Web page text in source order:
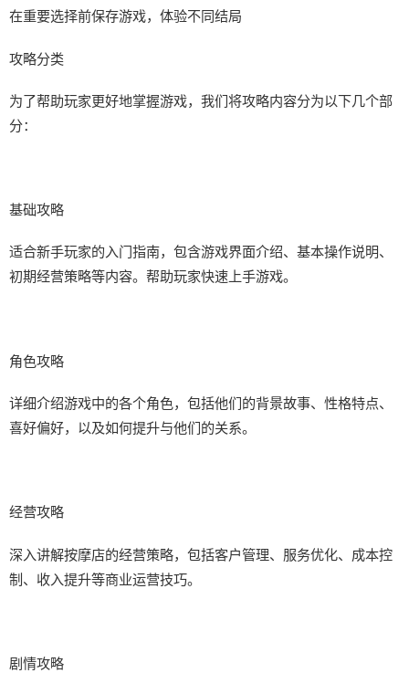
在重要选择前保存游戏，体验不同结局
攻略分类
为了帮助玩家更好地掌握游戏，我们将攻略内容分为以下几个部
分：
基础攻略
适合新手玩家的入门指南，包含游戏界面介绍、基本操作说明、
初期经营策略等内容。帮助玩家快速上手游戏。
角色攻略
详细介绍游戏中的各个角色，包括他们的背景故事、性格特点、
喜好偏好，以及如何提升与他们的关系。
经营攻略
深入讲解按摩店的经营策略，包括客户管理、服务优化、成本控
制、收入提升等商业运营技巧。
剧情攻略